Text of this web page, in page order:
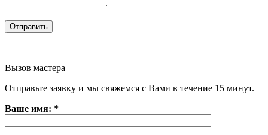
Вызов мастера
Отправьте заявку и мы свяжемся с Вами в течение 15 минут.
Ваше имя: *